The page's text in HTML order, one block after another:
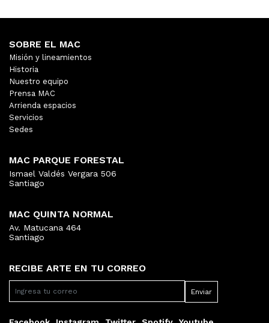
RECIBE ARTE EN TU CORREO
SOBRE EL MAC
Misión y lineamientos
Historia
Nuestro equipo
Prensa MAC
Arrienda espacios
Servicios
Sedes
MAC PARQUE FORESTAL
Ismael Valdés Vergara 506
Santiago
MAC QUINTA NORMAL
Av. Matucana 464
Santiago